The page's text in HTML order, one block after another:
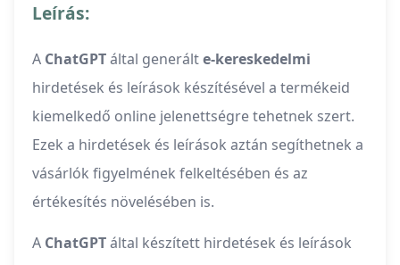
Leírás:
A ChatGPTáltal generálte-kereskedelmi
hirdetések és leírások készítésével a termékeid
kiemelkedő online jelenettségre tehetnek szert.
Ezek a hirdetések és leírások aztán segíthetnek a
vásárlók figyelmének felkeltésében és az
értékesítés növelésében is.
A ChatGPTáltal készített hirdetések és leírások